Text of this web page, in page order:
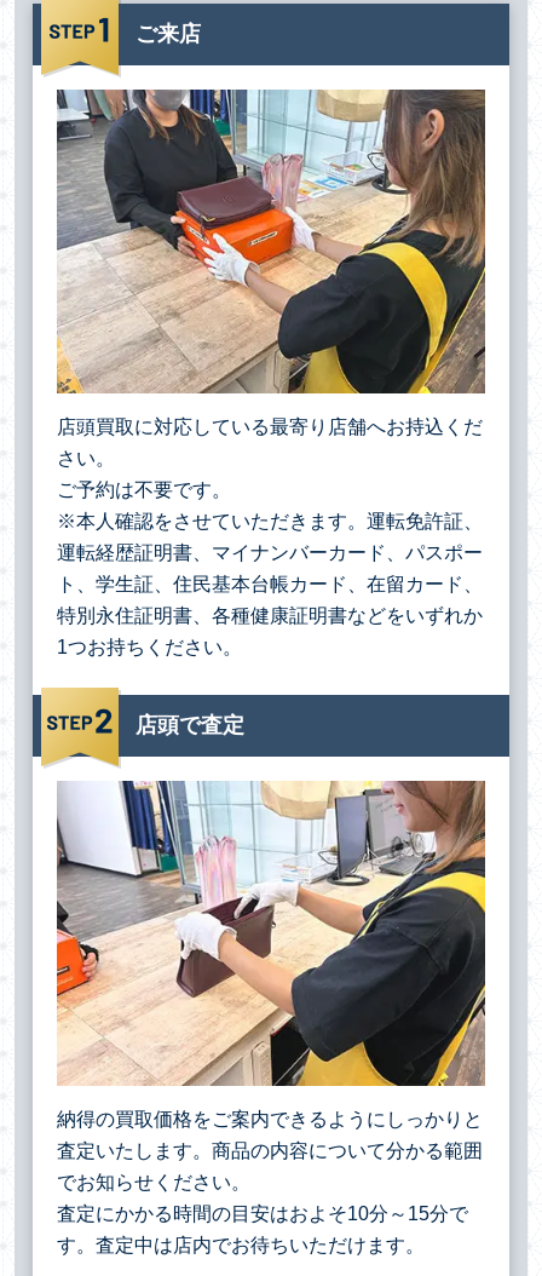
ご来店
店頭買取に対応している最寄り店舗へお持込くだ
さい。
ご予約は不要です。
※本人確認をさせていただきます。運転免許証、
運転経歴証明書、マイナンバーカード、パスポー
ト、学生証、住民基本台帳カード、在留カード、
特別永住証明書、各種健康証明書などをいずれか
1つお持ちください。
店頭で査定
納得の買取価格をご案内できるようにしっかりと
査定いたします。商品の内容について分かる範囲
でお知らせください。
査定にかかる時間の目安はおよそ10分～15分で
す。査定中は店内でお待ちいただけます。